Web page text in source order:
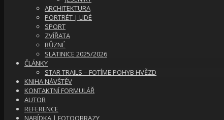
ARCHITEKTURA
PORTRÉT | LIDÉ
SPORT
ZVÍŘATA
RŮZNÉ
SLATINICE 2025/2026
ČLÁNKY
STAR TRAILS – FOTÍME POHYB HVĚZD
KNIHA NÁVŠTĚV
KONTAKTNÍ FORMULÁŘ
AUTOR
REFERENCE
NABÍDKA | FOTOOBRAZY